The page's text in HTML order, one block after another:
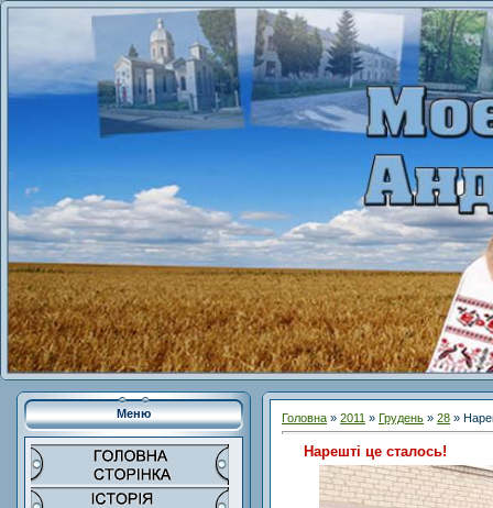
Меню Головна » 2011 » Грудень » 28 »
Нарешті це сталось!